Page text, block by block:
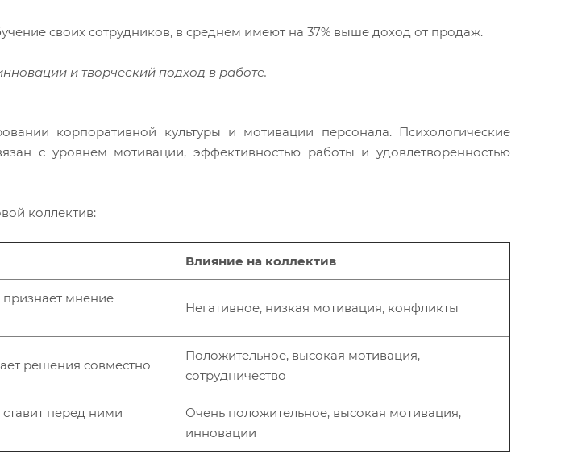
своих сотрудников, в среднем имеют на 37% выше доход от продаж.
и творческий подход в работе.
корпоративной культуры и мотивации персонала. Психологические
с уровнем мотивации, эффективностью работы и удовлетворенностью
коллектив:
Влияние на коллектив
мнение
Негативное, низкая мотивация, конфликты
решения совместно
Положительное, высокая мотивация,
сотрудничество
перед ними
Очень положительное, высокая мотивация,
инновации